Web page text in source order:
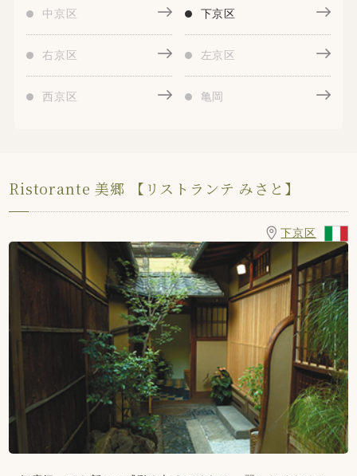
中京区 下京区
右京区 左京区
西京区 亀岡
Ristorante 美郷 【リストランテ みさと】
下京区